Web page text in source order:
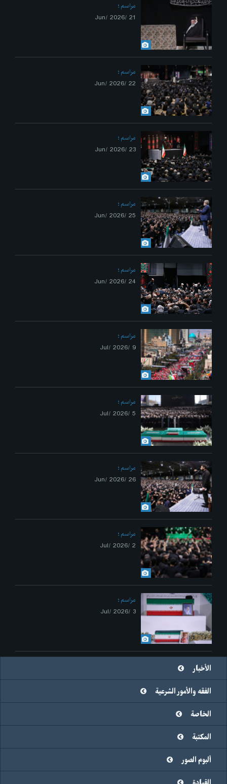
مراسم
21 /Jun/ 2026
مراسم
22 /Jun/ 2026
مراسم
23 /Jun/ 2026
مراسم
25 /Jun/ 2026
مراسم
24 /Jun/ 2026
مراسم
9 /Jul/ 2026
مراسم
5 /Jul/ 2026
مراسم
26 /Jun/ 2026
مراسم
2 /Jul/ 2026
مراسم
3 /Jul/ 2026
الأخبار
الفقه والأمور الشرعية
الخاصة
المكتبة
ألبوم الصور